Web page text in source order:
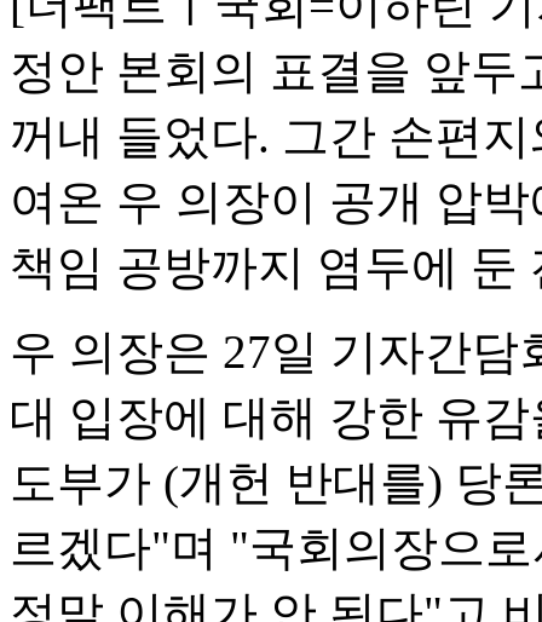
정안 본회의 표결을 앞두
꺼내 들었다. 그간 손편
여온 우 의장이 공개 압
책임 공방까지 염두에 둔
우 의장은 27일 기자간
대 입장에 대해 강한 유
도부가 (개헌 반대를) 당
르겠다"며 "국회의장으